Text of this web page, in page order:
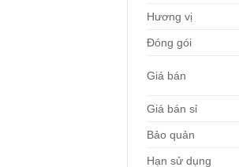
Hương vị
Đóng gói
Giá bán
Giá bán sỉ
Bảo quản
Hạn sử dụng